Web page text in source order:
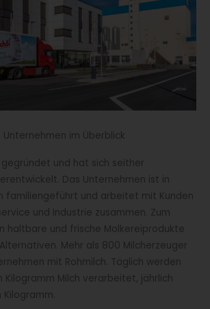
Unternehmen im Überblick
gegründet und hat sich seither
Das Unternehmen ist in
familiengeführt und arbeitet mit Kunden
und Industrie zusammen. Zum
haltbare und frische Molkereiprodukte
Mehr als 800 Milcherzeuger
mit Rohmilch. Täglich werden
Kilogramm Milch verarbeitet, jährlich